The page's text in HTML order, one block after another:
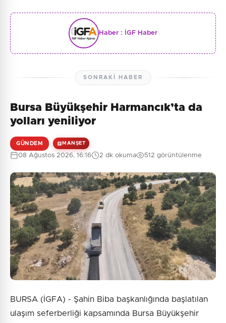
Haber : İGF Haber
SONRAKI HABER
Bursa Büyükşehir Harmancık’ta da
yolları yeniliyor
GÜNDEM MANŞET
08 Ağustos 2026, 16:16 2 dk okuma 512 görüntülenme
BURSA (İGFA) - Şahin Biba başkanlığında başlatılan
ulaşım seferberliği kapsamında Bursa Büyükşehir